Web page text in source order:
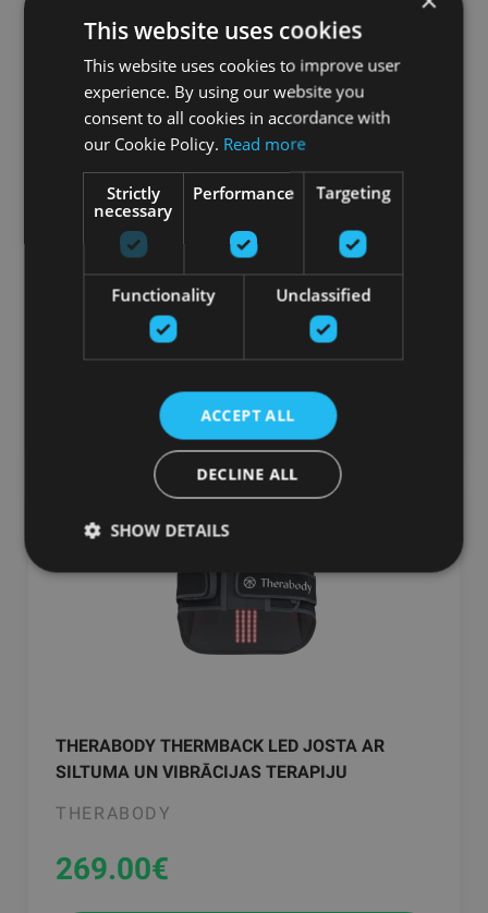
THERABODY RECOVERYTHERM KARSTĀ UN
AUKSTĀ VIBRĀCIJAS TERAPIJA CEĻGALIEM
THERABODY
399.00€
Pasūtīt
THERABODY THERMBACK LED JOSTA AR
SILTUMA UN VIBRĀCIJAS TERAPIJU
THERABODY
269.00€
This website uses cookies
This website uses cookies to improve user
experience. By using our website you
consent to all cookies in accordance with
our Cookie Policy. Read more
Strictly
necessary
Performance Targeting
Functionality Unclassified
ACCEPT ALL
DECLINE ALL
SHOW DETAILS